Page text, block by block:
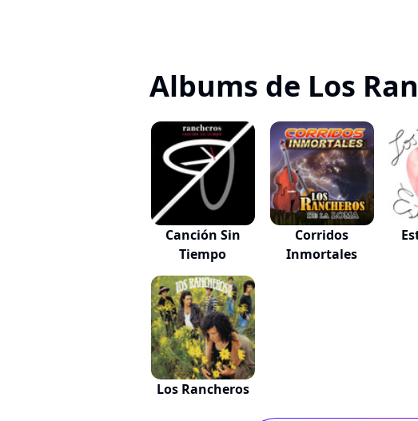
Albums de Los
Canción Sin
Tiempo
Corridos
Inmortales
Los Rancheros